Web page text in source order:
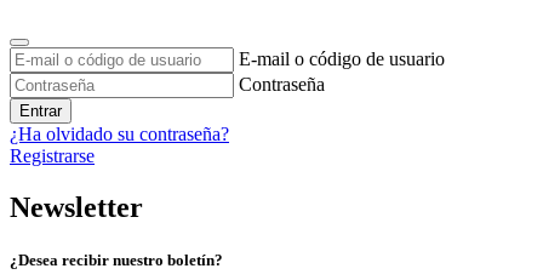
E-mail o código de usuario
Contraseña
Entrar
¿Ha olvidado su contraseña?
Registrarse
Newsletter
¿Desea recibir nuestro boletín?